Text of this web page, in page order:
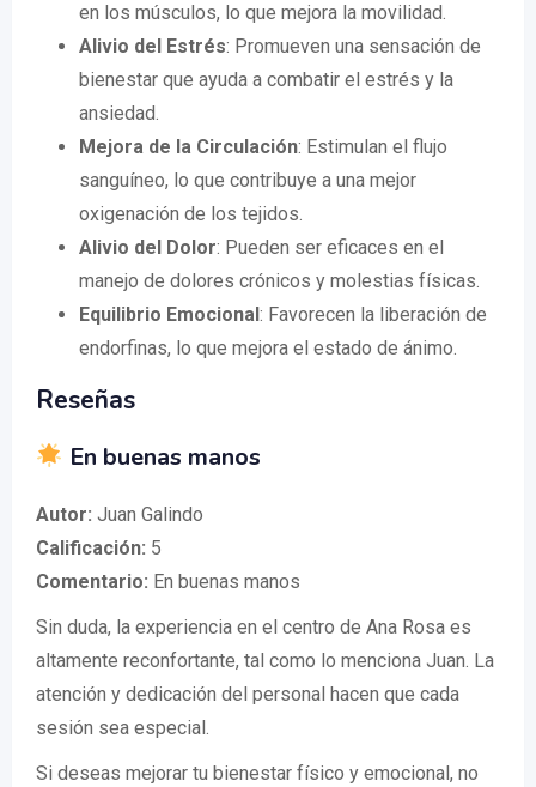
en los músculos, lo que mejora la movilidad.
Alivio del Estrés: Promueven una sensación de
bienestar que ayuda a combatir el estrés y la
ansiedad.
Mejora de la Circulación: Estimulan el flujo
sanguíneo, lo que contribuye a una mejor
oxigenación de los tejidos.
Alivio del Dolor: Pueden ser eficaces en el
manejo de dolores crónicos y molestias físicas.
Equilibrio Emocional: Favorecen la liberación de
endorfinas, lo que mejora el estado de ánimo.
Reseñas
En buenas manos
Autor: Juan Galindo
Calificación: 5
Comentario: En buenas manos
Sin duda, la experiencia en el centro de Ana Rosa es
altamente reconfortante, tal como lo menciona Juan. La
atención y dedicación del personal hacen que cada
sesión sea especial.
Si deseas mejorar tu bienestar físico y emocional, no